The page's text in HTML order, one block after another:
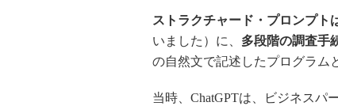
ストラクチャード・プロンプト
いました）に、 多段階の調査手
の自然文で記述したプログラム
当時、ChatGPTは、ビジネスパ